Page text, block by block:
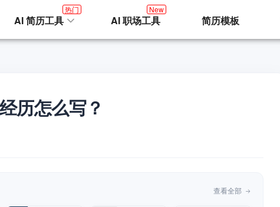
AI 简历工具
热门
AI 职场工具
New
简历模板
历怎么写？
查看全部